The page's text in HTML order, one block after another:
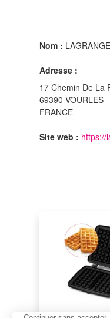
Nom :
Adresse :
17 Chemin De La
69390 VOURLES
FRANCE
Site web : https://